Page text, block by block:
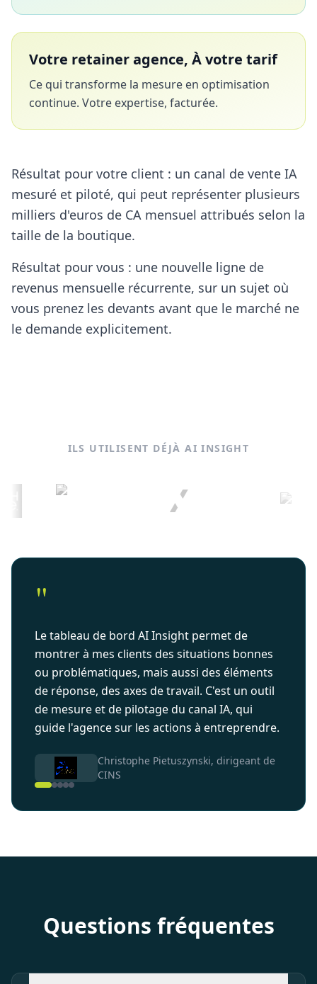
Votre retainer agence, À votre tarif
Ce qui transforme la mesure en optimisation
continue. Votre expertise, facturée.
Résultat pour votre client : un canal de vente IA
mesuré et piloté, qui peut représenter plusieurs
milliers d'euros de CA mensuel attribués selon la
taille de la boutique.
Résultat pour vous : une nouvelle ligne de
revenus mensuelle récurrente, sur un sujet où
vous prenez les devants avant que le marché ne
le demande explicitement.
ILS UTILISENT DÉJÀ AI INSIGHT
"
Le tableau de bord AI Insight permet de
montrer à mes clients des situations bonnes
ou problématiques, mais aussi des éléments
de réponse, des axes de travail. C'est un outil
de mesure et de pilotage du canal IA, qui
guide l'agence sur les actions à entreprendre.
Christophe Pietuszynski, dirigeant de
CINS
Questions fréquentes